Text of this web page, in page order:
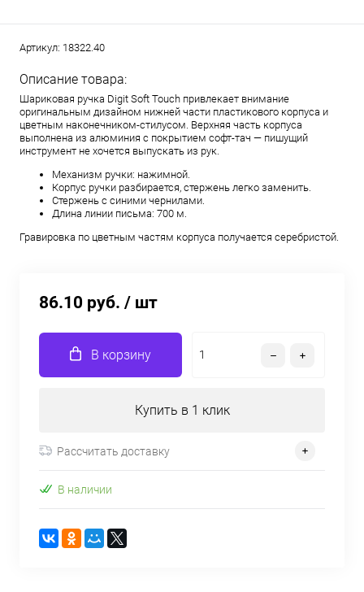
Артикул: 18322.40
Описание товара:
Шариковая ручка Digit Soft Touch привлекает внимание
оригинальным дизайном нижней части пластикового корпуса и
цветным наконечником-стилусом. Верхняя часть корпуса
выполнена из алюминия с покрытием софт-тач — пишущий
инструмент не хочется выпускать из рук.
Механизм ручки: нажимной.
Корпус ручки разбирается, стержень легко заменить.
Стержень с синими чернилами.
Длина линии письма: 700 м.
Гравировка по цветным частям корпуса получается серебристой.
86.10 руб. / шт
В корзину
Купить в 1 клик
Рассчитать доставку
В наличии